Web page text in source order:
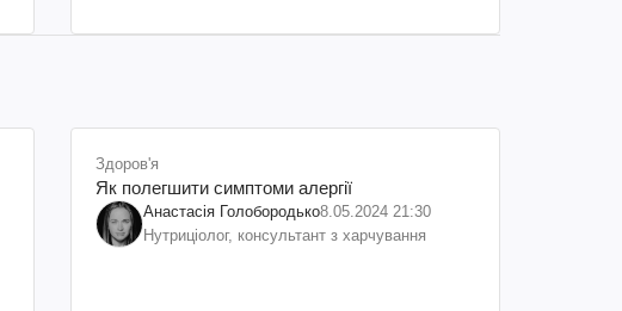
Здоров'я
Як полегшити симптоми алергії
Анастасія Голобородько8.05.2024 21:30
Нутриціолог, консультант з харчування